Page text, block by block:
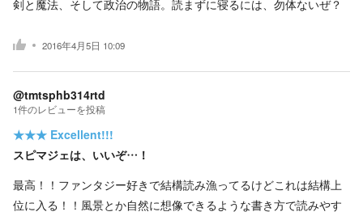
剣と魔法、そして政治の物語。読まずに寝るには、勿体ないぜ？
2016年4月5日 10:09
@tmtsphb314rtd
1件のレビューを投稿
★★★ Excellent!!!
スピマジェは、いいぞ…！
最高！！ファンタジー好きで結構読み漁ってるけどこれは結構上
位に入る！！風景とか自然に想像できるような書き方で読みやす